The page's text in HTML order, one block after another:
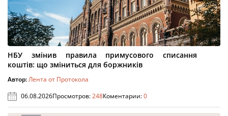
НБУ змінив правила примусового списання
коштів: що зміниться для боржників
Автор:Лента от Протокола
06.08.2026Просмотров:248Коментарии:0